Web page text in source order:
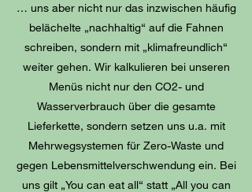
… uns aber nicht nur das inzwischen häufig
belächelte „nachhaltig“ auf die Fahnen
schreiben, sondern mit „klimafreundlich“
weiter gehen. Wir kalkulieren bei unseren
Menüs nicht nur den CO2- und
Wasserverbrauch über die gesamte
Lieferkette, sondern setzen uns u.a. mit
Mehrwegsystemen für Zero-Waste und
gegen Lebensmittelverschwendung ein. Bei
uns gilt „You can eat all“ statt „All you can